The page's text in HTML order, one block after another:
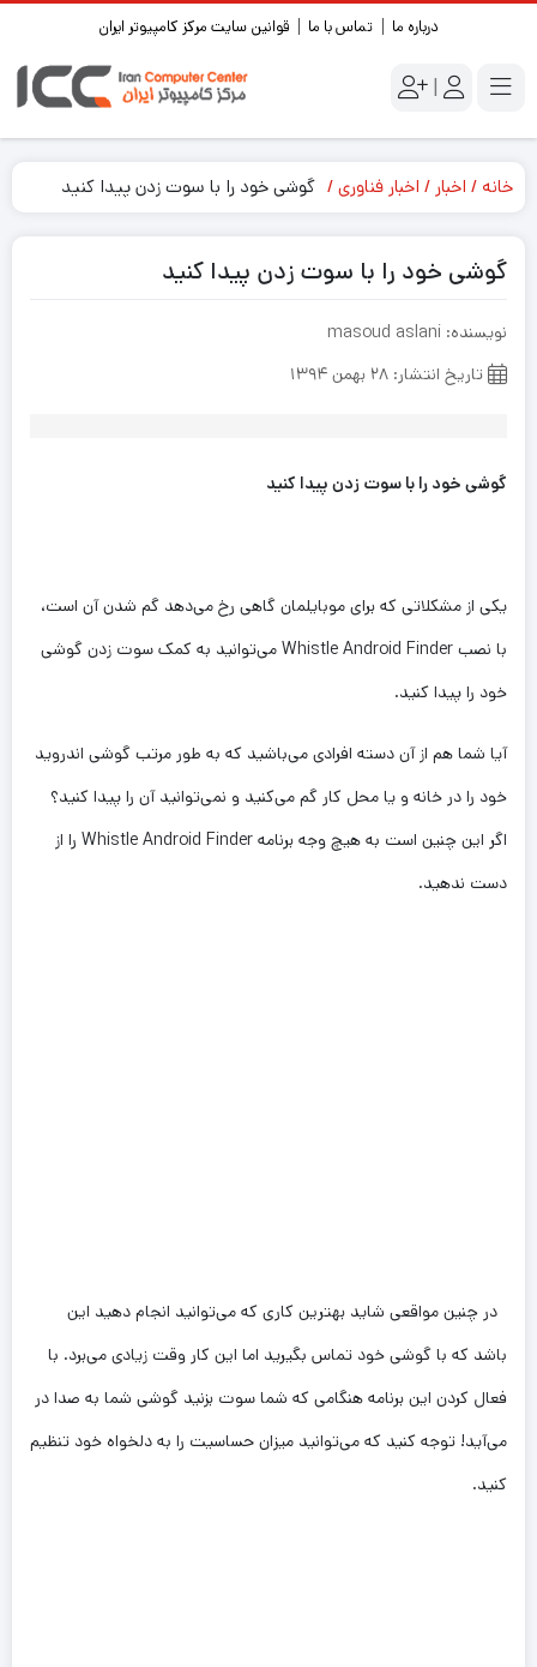
درباره ما تماس با ما قوانین سایت مرکز کامپیوتر ایران
|
خانه اخبار اخبار فناوری گوشی خود را با سوت زدن پیدا کنید
گوشی خود را با سوت زدن پیدا کنید
نویسنده: masoud aslani
تاریخ انتشار: ۲۸ بهمن ۱۳۹۴
گوشی خود را با سوت زدن پیدا کنید
یکی از مشکلاتی که برای موبایلمان گاهی رخ می‌دهد گم شدن آن است،
با نصب Whistle Android Finder می‌توانید به کمک سوت زدن گوشی
خود را پیدا کنید.
آیا شما هم از آن دسته افرادی می‌باشید که به طور مرتب گوشی اندروید
خود را در خانه و یا محل کار گم می‌کنید و نمی‌توانید آن را پیدا کنید؟
اگر این چنین است به هیچ وجه برنامه Whistle Android Finder را از
دست ندهید.
در چنین مواقعی شاید بهترین کاری که می‌توانید انجام دهید این
باشد که با گوشی خود تماس بگیرید اما این کار وقت زیادی می‌برد. با
فعال کردن این برنامه هنگامی که شما سوت بزنید گوشی شما به صدا در
می‌آید! توجه کنید که می‌توانید میزان حساسیت را به دلخواه خود تنظیم
کنید.